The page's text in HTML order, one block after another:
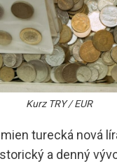
Kurz TRY / EUR
turecká nová
a denný